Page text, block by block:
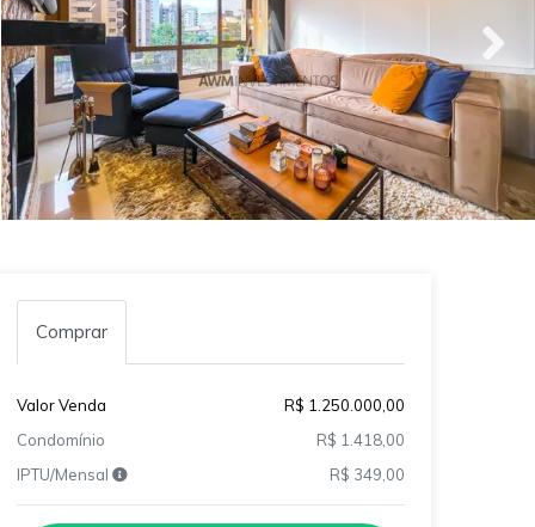
Comprar
Valor Venda
R$ 1.250.000,00
Condomínio
R$ 1.418,00
IPTU/Mensal
R$ 349,00